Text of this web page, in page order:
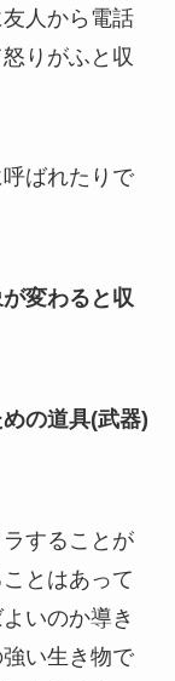
人から電話
りがふと収
ばれたりで
変わると収
の道具(武器)
することが
とはあって
いのか導き
い生き物で